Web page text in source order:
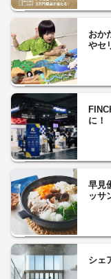
おか
やセ
に！
早見
ッサ
シェ